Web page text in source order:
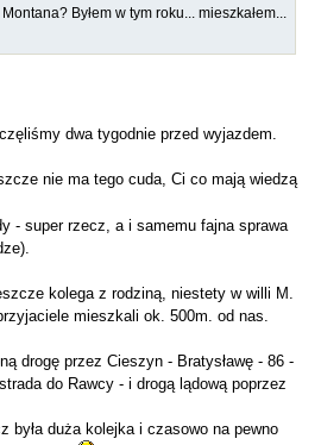
Byłem w tym roku... mieszkałem...
dwa tygodnie przed wyjazdem.
nie ma tego cuda, Ci co mają wiedzą
- super rzecz, a i samemu fajna sprawa
kolega z rodziną, niestety w willi M.
mieszkali ok. 500m. od nas.
drogę przez Cieszyn - Bratysławę - 86 -
do Rawcy - i drogą lądową poprzez
była duża kolejka i czasowo na pewno